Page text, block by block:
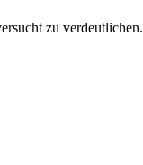
zu verdeutlichen.